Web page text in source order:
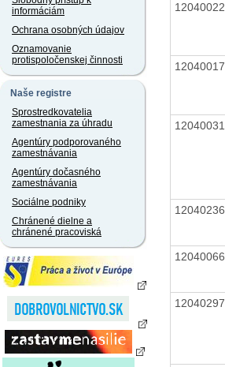
informáciám
Ochrana osobných údajov
Oznamovanie
protispoločenskej činnosti
Naše registre
Sprostredkovatelia
zamestnania za úhradu
Agentúry podporovaného
zamestnávania
Agentúry dočasného
zamestnávania
Sociálne podniky
Chránené dielne a
chránené pracoviská
12040022
12040017
12040031
12040236
12040066
12040297